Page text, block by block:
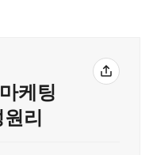
케팅
리